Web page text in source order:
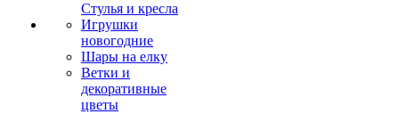
Стулья и кресла
Игрушки
новогодние
Шары на елку
Ветки и
декоративные
цветы